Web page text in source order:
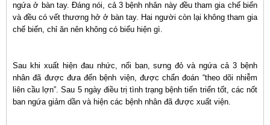
ngứa ở bàn tay. Đáng nói, cả 3 bệnh nhân này đều tham gia chế biến
và đều có vết thương hở ở bàn tay. Hai người còn lại không tham gia
chế biến, chỉ ăn nên không có biểu hiện gì.
Sau khi xuất hiện đau nhức, nổi ban, sưng đỏ và ngứa cả 3 bệnh
nhân đã được đưa đến bệnh viện, được chẩn đoán “theo dõi nhiễm
liên cầu lợn”. Sau 5 ngày điều trị tình trạng bệnh tiến triển tốt, các nốt
ban ngứa giảm dần và hiện các bệnh nhân đã được xuất viện.